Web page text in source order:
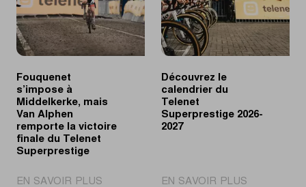
UCI
revient
en
Grande-
le
classement
général
du
Fouquenet
s’impose à
Middelkerke, mais
Van Alphen
remporte la victoire
finale du Telenet
Superprestige
EN SAVOIR PLUS
Découvrez le
calendrier du
Telenet
Superprestige 2026-
2027
EN SAVOIR PLUS